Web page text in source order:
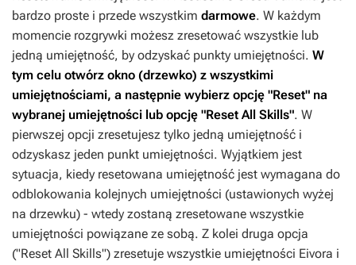
bardzo proste i przede wszystkim darmowe. W każdym
momencie rozgrywki możesz zresetować wszystkie lub
jedną umiejętność, by odzyskać punkty umiejętności. W
tym celu otwórz okno (drzewko) z wszystkimi
umiejętnościami, a następnie wybierz opcję "Reset" na
wybranej umiejętności lub opcję "Reset All Skills". W
pierwszej opcji zresetujesz tylko jedną umiejętność i
odzyskasz jeden punkt umiejętności. Wyjątkiem jest
sytuacja, kiedy resetowana umiejętność jest wymagana do
odblokowania kolejnych umiejętności (ustawionych wyżej
na drzewku) - wtedy zostaną zresetowane wszystkie
umiejętności powiązane ze sobą. Z kolei druga opcja
("Reset All Skills") zresetuje wszystkie umiejętności Eivora i